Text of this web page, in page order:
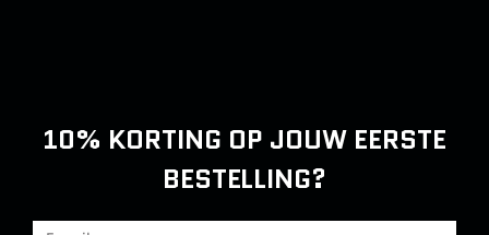
10% KORTING OP JOUW EERSTE
BESTELLING?